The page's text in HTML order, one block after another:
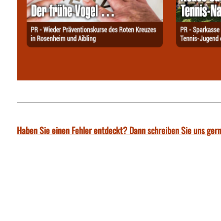
Haben Sie einen Fehler entdeckt? Dann schreiben Sie uns